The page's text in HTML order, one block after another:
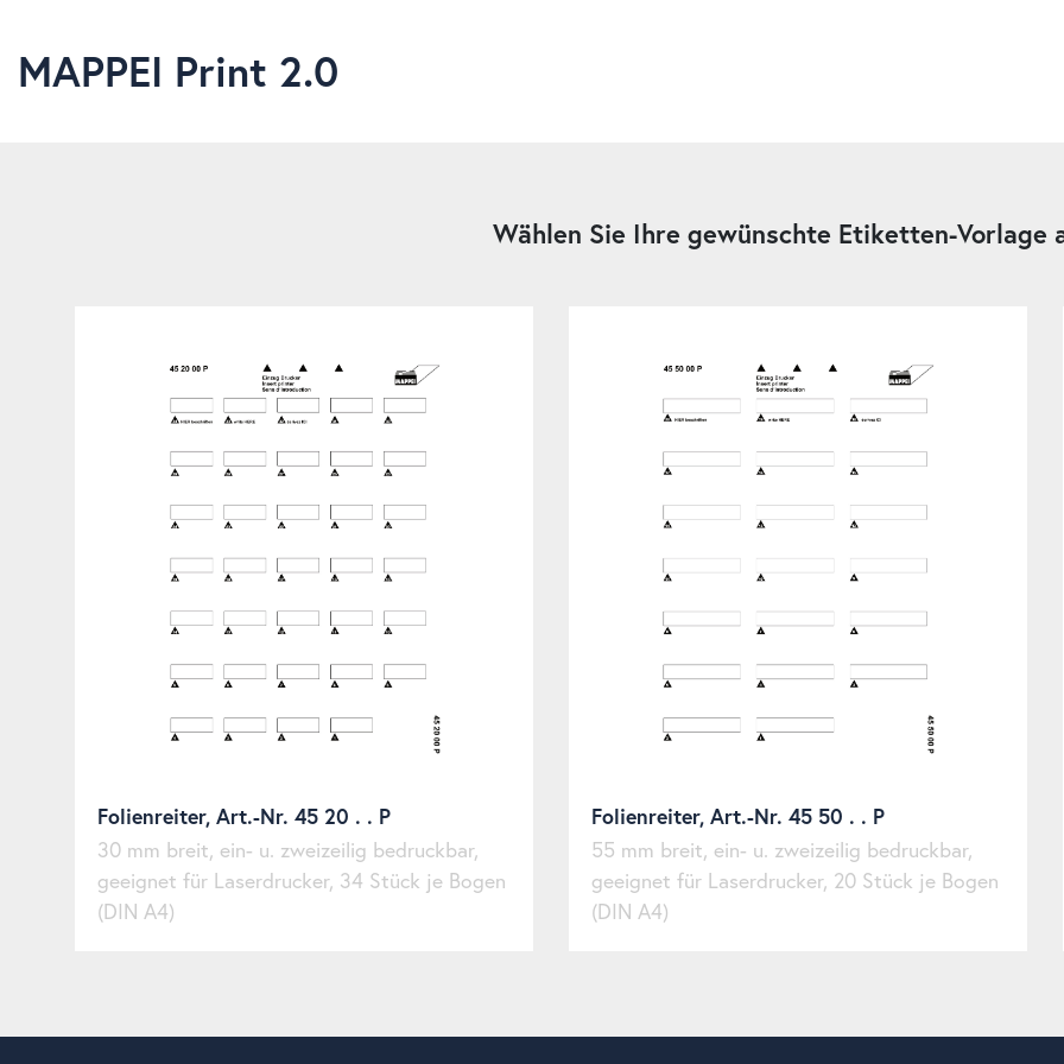
MAPPEI Print 2.0
Wählen Sie Ihre gewünschte Etiketten-Vorlage
Folienreiter, Art.-Nr. 45 20 . . P
30 mm breit, ein- u. zweizeilig bedruckbar,
geeignet für Laserdrucker, 34 Stück je Bogen
(DIN A4)
Folienreiter, Art.-Nr. 45 50 . . P
55 mm breit, ein- u. zweizeilig bedruckbar,
geeignet für Laserdrucker, 20 Stück je Bogen
(DIN A4)